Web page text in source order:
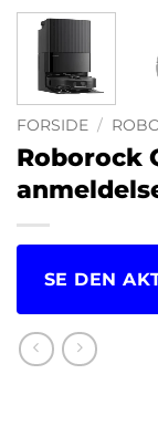
FORSIDE /
Roborock
SE DEN